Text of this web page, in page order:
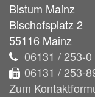
Bistum Mainz
Bischofsplatz 2
55116 Mainz
06131 / 253-0
06131 / 253-
Zum